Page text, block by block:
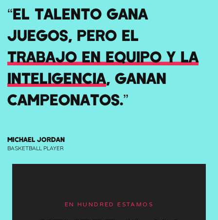
“EL TALENTO GANA
JUEGOS, PERO EL
TRABAJO EN EQUIPO Y LA
INTELIGENCIA, GANAN
CAMPEONATOS.”
MICHAEL JORDAN
BASKETBALL PLAYER
EN HUNDRED ESTAMOS